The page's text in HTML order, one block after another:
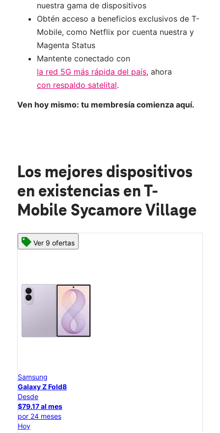
nuestra gama de dispositivos
Obtén acceso a beneficios exclusivos de T-
Mobile, como Netflix por cuenta nuestra y
Magenta Status
Mantente conectado con
la red 5G más rápida del país, ahora
con respaldo satelital.
Ven hoy mismo: tu membresía comienza aquí.
Los mejores dispositivos
en existencias en T-
Mobile Sycamore Village
Ver 9 ofertas
Samsung
Galaxy Z Fold8
Desde
$79.17 al mes
por 24 meses
Hoy